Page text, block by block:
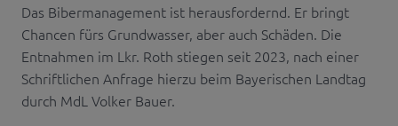
Das Bibermanagement ist herausfordernd. Er bringt
Chancen fürs Grundwasser, aber auch Schäden. Die
Entnahmen im Lkr. Roth stiegen seit 2023, nach einer
Schriftlichen Anfrage hierzu beim Bayerischen Landtag
durch MdL Volker Bauer.